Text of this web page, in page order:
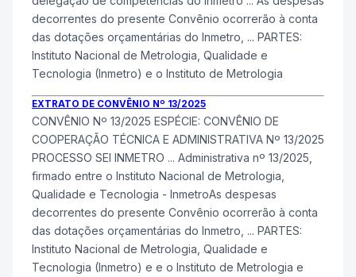
decorrentes do presente Convênio ocorrerão à conta
das dotações orçamentárias do Inmetro , ... PARTES:
Instituto Nacional de Metrologia, Qualidade e
Tecnologia (Inmetro) e o Instituto de Metrologia
EXTRATO DE CONVÊNIO Nº 13/2025
CONVÊNIO Nº 13/2025 ESPÉCIE: CONVÊNIO DE
COOPERAÇÃO TÉCNICA E ADMINISTRATIVA Nº 13/2025
PROCESSO SEI INMETRO ... Administrativa nº 13/2025,
firmado entre o Instituto Nacional de Metrologia,
Qualidade e Tecnologia - InmetroAs despesas
decorrentes do presente Convênio ocorrerão à conta
das dotações orçamentárias do Inmetro, ... PARTES:
Instituto Nacional de Metrologia, Qualidade e
Tecnologia (Inmetro) e e o Instituto de Metrologia e